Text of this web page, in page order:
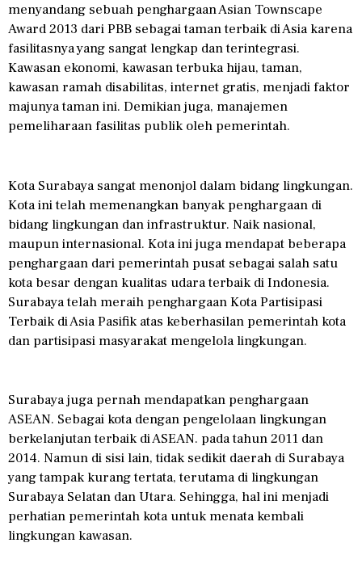
menyandang sebuah penghargaan Asian Townscape
Award 2013 dari PBB sebagai taman terbaik di Asia karena
fasilitasnya yang sangat lengkap dan terintegrasi.
Kawasan ekonomi, kawasan terbuka hijau, taman,
kawasan ramah disabilitas, internet gratis, menjadi faktor
majunya taman ini. Demikian juga, manajemen
pemeliharaan fasilitas publik oleh pemerintah.
Kota Surabaya sangat menonjol dalam bidang lingkungan.
Kota ini telah memenangkan banyak penghargaan di
bidang lingkungan dan infrastruktur. Naik nasional,
maupun internasional. Kota ini juga mendapat beberapa
penghargaan dari pemerintah pusat sebagai salah satu
kota besar dengan kualitas udara terbaik di Indonesia.
Surabaya telah meraih penghargaan Kota Partisipasi
Terbaik di Asia Pasifik atas keberhasilan pemerintah kota
dan partisipasi masyarakat mengelola lingkungan.
Surabaya juga pernah mendapatkan penghargaan
ASEAN. Sebagai kota dengan pengelolaan lingkungan
berkelanjutan terbaik di ASEAN. pada tahun 2011 dan
2014. Namun di sisi lain, tidak sedikit daerah di Surabaya
yang tampak kurang tertata, terutama di lingkungan
Surabaya Selatan dan Utara. Sehingga, hal ini menjadi
perhatian pemerintah kota untuk menata kembali
lingkungan kawasan.